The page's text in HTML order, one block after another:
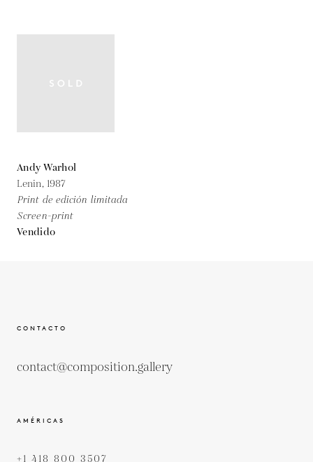
Andy Warhol
Lenin, 1987
Print de edición limitada
Screen-print
Vendido
CONTACTO
contact@composition.gallery
AMÉRICAS
+1 418 800 3507